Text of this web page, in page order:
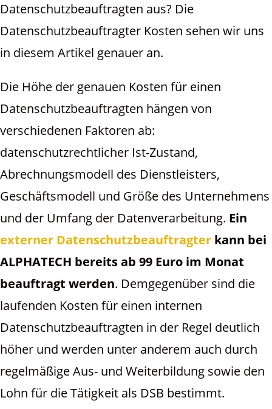
Datenschutzbeauftragten aus? Die
Datenschutzbeauftragter Kosten sehen wir uns
in diesem Artikel genauer an.
Die Höhe der genauen Kosten für einen
Datenschutzbeauftragten hängen von
verschiedenen Faktoren ab:
datenschutzrechtlicher Ist-Zustand,
Abrechnungsmodell des Dienstleisters,
Geschäftsmodell und Größe des Unternehmens
und der Umfang der Datenverarbeitung. Ein
externer Datenschutzbeauftragter kann bei
ALPHATECH bereits ab 99 Euro im Monat
beauftragt werden. Demgegenüber sind die
laufenden Kosten für einen internen
Datenschutzbeauftragten in der Regel deutlich
höher und werden unter anderem auch durch
regelmäßige Aus- und Weiterbildung sowie den
Lohn für die Tätigkeit als DSB bestimmt.